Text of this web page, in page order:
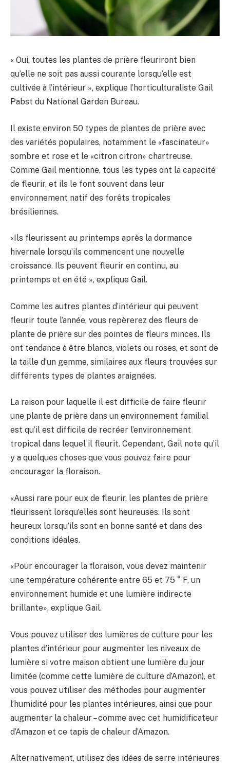
« Oui, toutes les plantes de prière fleuriront bien
qu’elle ne soit pas aussi courante lorsqu’elle est
cultivée à l’intérieur », explique l’horticulturaliste Gail
Pabst du National Garden Bureau.
Il existe environ 50 types de plantes de prière avec
des variétés populaires, notamment le «fascinateur»
sombre et rose et le «citron citron» chartreuse.
Comme Gail mentionne, tous les types ont la capacité
de fleurir, et ils le font souvent dans leur
environnement natif des forêts tropicales
brésiliennes.
«Ils fleurissent au printemps après la dormance
hivernale lorsqu’ils commencent une nouvelle
croissance. Ils peuvent fleurir en continu, au
printemps et en été », explique Gail.
Comme les autres plantes d’intérieur qui peuvent
fleurir toute l’année, vous repèrerez des fleurs de
plante de prière sur des pointes de fleurs minces. Ils
ont tendance à être blancs, violets ou roses, et sont de
la taille d’un gemme, similaires aux fleurs trouvées sur
différents types de plantes araignées.
La raison pour laquelle il est difficile de faire fleurir
une plante de prière dans un environnement familial
est qu’il est difficile de recréer l’environnement
tropical dans lequel il fleurit. Cependant, Gail note qu’il
y a quelques choses que vous pouvez faire pour
encourager la floraison.
«Aussi rare pour eux de fleurir, les plantes de prière
fleurissent lorsqu’elles sont heureuses. Ils sont
heureux lorsqu’ils sont en bonne santé et dans des
conditions idéales.
«Pour encourager la floraison, vous devez maintenir
une température cohérente entre 65 et 75 ° F, un
environnement humide et une lumière indirecte
brillante», explique Gail.
Vous pouvez utiliser des lumières de culture pour les
plantes d’intérieur pour augmenter les niveaux de
lumière si votre maison obtient une lumière du jour
limitée (comme cette lumière de culture d’Amazon), et
vous pouvez utiliser des méthodes pour augmenter
l’humidité pour les plantes intérieures, ainsi que pour
augmenter la chaleur – comme avec cet humidificateur
d’Amazon et ce tapis de chaleur d’Amazon.
Alternativement, utilisez des idées de serre intérieures